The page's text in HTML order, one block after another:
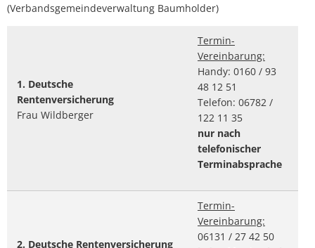
(Verbandsgemeindeverwaltung Baumholder)
1. Deutsche
Rentenversicherung
Frau Wildberger
Termin-
Vereinbarung:
Handy: 0160 / 93
48 12 51
Telefon: 06782 /
122 11 35
nur nach
telefonischer
Terminabsprache
2. Deutsche Rentenversicherung
Termin-
Vereinbarung:
06131 / 27 42 50